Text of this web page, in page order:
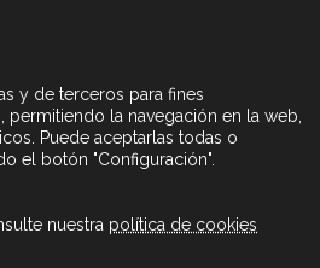
CON FCA TRAVÉS DEL
y de terceros para fines
permitiendo la navegación en la web,
Puede aceptarlas todas o
el botón "Configuración".
nuestra política de cookies